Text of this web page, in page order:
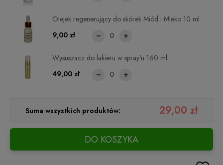
Wysuszacz do lakieru w spray'u 160 ml
49,00 zł
Olejek regenerujący do skórek Miód i Mleko 10 ml
9,00 zł
Suma wszystkich produktów: 29,00 zł
DO KOSZYKA